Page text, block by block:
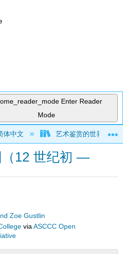
Enter Reader
Mode
global hierarchy
体中文 艺术鉴赏的世界视角
（12 世纪初 —
Zoe Gustlin
viaASCCC Open